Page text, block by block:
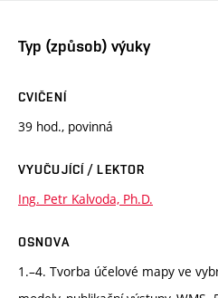
Typ (způsob) výuky
CVIČENÍ
39 hod., povinná
VYUČUJÍCÍ / LEKTOR
Ing. Petr Kalvoda, Ph.D.
OSNOVA
1.–4. Tvorba účelové mapy ve